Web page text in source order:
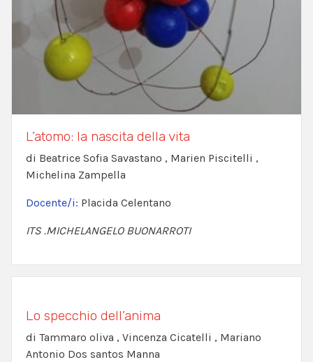
L’atomo: la nascita della vita
di Beatrice Sofia Savastano , Marien Piscitelli ,
Michelina Zampella
Docente/i: Placida Celentano
ITS .MICHELANGELO BUONARROTI
Lo specchio dell’anima
di Tammaro oliva , Vincenza Cicatelli , Mariano
Antonio Dos santos Manna